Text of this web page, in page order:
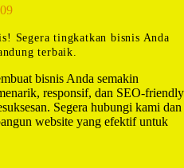
Segera tingkatkan bisnis Anda
terbaik.
bisnis Anda semakin
responsif, dan SEO-friendly
Segera hubungi kami dan
website yang efektif untuk